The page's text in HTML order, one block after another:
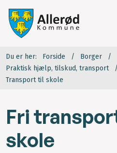
Du er her: Forside
Borger
Praktisk hjælp, tilskud, transport
Transport til skole
Fri
skole